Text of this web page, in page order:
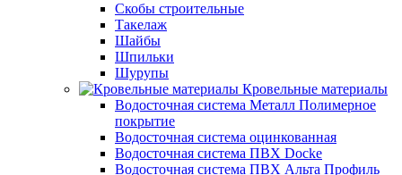
Скобы строительные
Такелаж
Шайбы
Шпильки
Шурупы
Кровельные материалы
Водосточная система Металл Полимерное
покрытие
Водосточная система оцинкованная
Водосточная система ПВХ Docke
Водосточная система ПВХ Альта Профиль